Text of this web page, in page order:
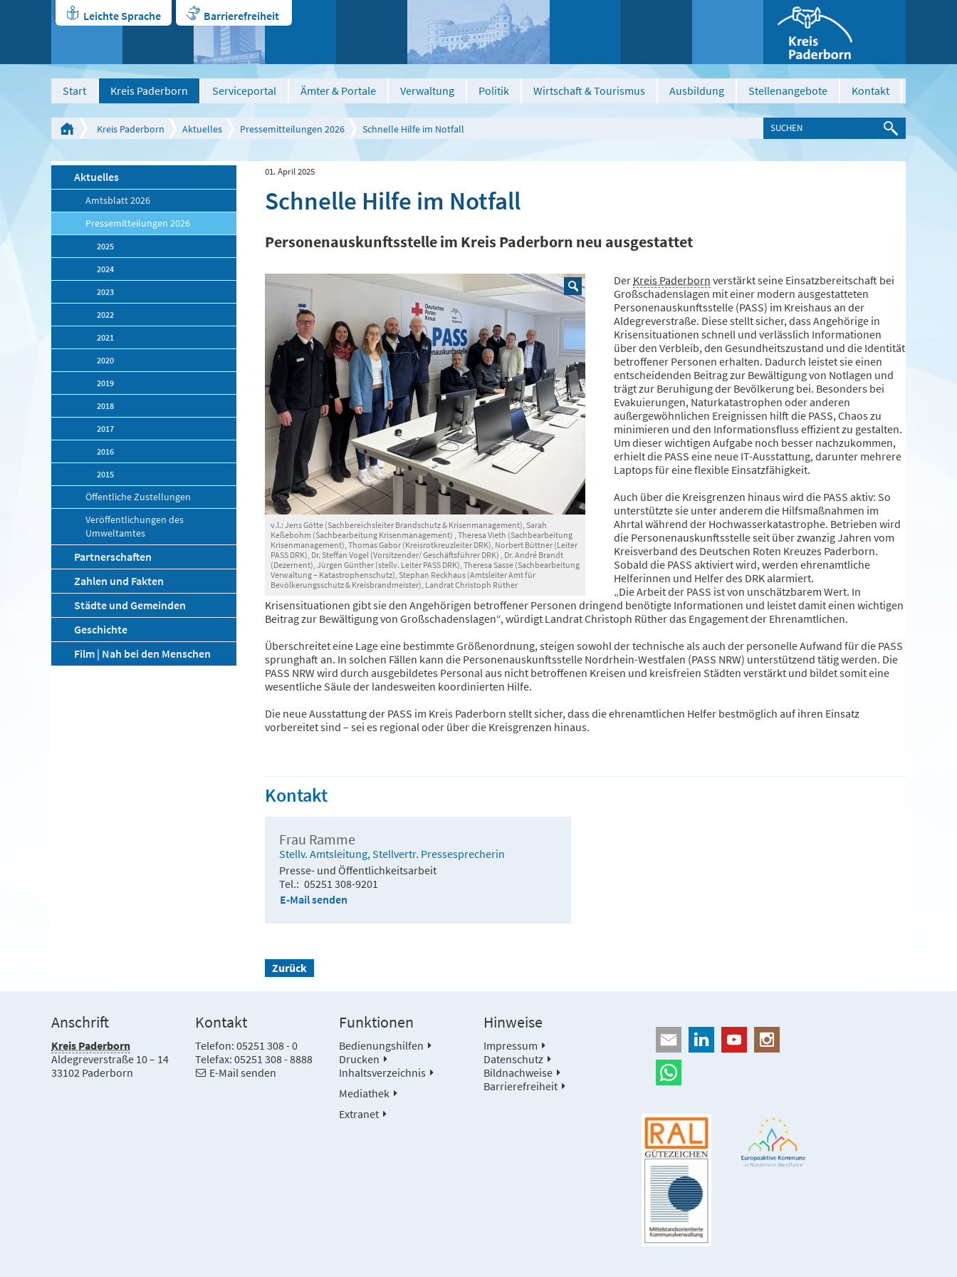
Leichte Sprache Barrierefreiheit
Start Kreis Paderborn Serviceportal Ämter & Portale Verwaltung Politik Wirtschaft & Tourismus Ausbildung Stellenangebote Kontakt
Kreis Paderborn Aktuelles Pressemitteilungen 2026 Schnelle Hilfe im Notfall
Aktuelles
Amtsblatt 2026
Pressemitteilungen 2026
2025
2024
2023
2022
2021
2020
2019
2018
2017
2016
2015
Öffentliche Zustellungen
Veröffentlichungen des
Umweltamtes
Partnerschaften
Zahlen und Fakten
Städte und Gemeinden
Geschichte
Film | Nah bei den Menschen
01. April 2025
Schnelle Hilfe im Notfall
Personenauskunftsstelle im Kreis Paderborn neu ausgestattet
v.l.: Jens Götte (Sachbereichsleiter Brandschutz & Krisenmanagement), Sarah
Keßebohm (Sachbearbeitung Krisenmanagement) , Theresa Vieth (Sachbearbeitung
Krisenmanagement), Thomas Gabor (Kreisrotkreuzleiter DRK), Norbert Büttner (Leiter
PASS DRK), Dr. Steffan Vogel (Vorsitzender/ Geschäftsführer DRK) , Dr. André Brandt
(Dezernent), Jürgen Günther (stellv. Leiter PASS DRK), Theresa Sasse (Sachbearbeitung
Verwaltung – Katastrophenschutz), Stephan Reckhaus (Amtsleiter Amt für
Bevölkerungsschutz & Kreisbrandmeister), Landrat Christoph Rüther
Der Kreis Paderborn verstärkt seine Einsatzbereitschaft bei
Großschadenslagen mit einer modern ausgestatteten
Personenauskunftsstelle (PASS) im Kreishaus an der
Aldegreverstraße. Diese stellt sicher, dass Angehörige in
Krisensituationen schnell und verlässlich Informationen
über den Verbleib, den Gesundheitszustand und die Identität
betroffener Personen erhalten. Dadurch leistet sie einen
entscheidenden Beitrag zur Bewältigung von Notlagen und
trägt zur Beruhigung der Bevölkerung bei. Besonders bei
Evakuierungen, Naturkatastrophen oder anderen
außergewöhnlichen Ereignissen hilft die PASS, Chaos zu
minimieren und den Informationsfluss effizient zu gestalten.
Um dieser wichtigen Aufgabe noch besser nachzukommen,
erhielt die PASS eine neue IT-Ausstattung, darunter mehrere
Laptops für eine flexible Einsatzfähigkeit.
Auch über die Kreisgrenzen hinaus wird die PASS aktiv: So
unterstützte sie unter anderem die Hilfsmaßnahmen im
Ahrtal während der Hochwasserkatastrophe. Betrieben wird
die Personenauskunftsstelle seit über zwanzig Jahren vom
Kreisverband des Deutschen Roten Kreuzes Paderborn.
Sobald die PASS aktiviert wird, werden ehrenamtliche
Helferinnen und Helfer des DRK alarmiert.
„Die Arbeit der PASS ist von unschätzbarem Wert. In
Krisensituationen gibt sie den Angehörigen betroffener Personen dringend benötigte Informationen und leistet damit einen wichtigen
Beitrag zur Bewältigung von Großschadenslagen“, würdigt Landrat Christoph Rüther das Engagement der Ehrenamtlichen.
Überschreitet eine Lage eine bestimmte Größenordnung, steigen sowohl der technische als auch der personelle Aufwand für die PASS
sprunghaft an. In solchen Fällen kann die Personenauskunftsstelle Nordrhein-Westfalen (PASS NRW) unterstützend tätig werden. Die
PASS NRW wird durch ausgebildetes Personal aus nicht betroffenen Kreisen und kreisfreien Städten verstärkt und bildet somit eine
wesentliche Säule der landesweiten koordinierten Hilfe.
Die neue Ausstattung der PASS im Kreis Paderborn stellt sicher, dass die ehrenamtlichen Helfer bestmöglich auf ihren Einsatz
vorbereitet sind – sei es regional oder über die Kreisgrenzen hinaus.
Kontakt
Frau Ramme
Stellv. Amtsleitung, Stellvertr. Pressesprecherin
Presse- und Öffentlichkeitsarbeit
Tel. 05251 308-9201
E-Mail senden
Zurück
Anschrift
Kreis Paderborn
Aldegreverstraße 10 – 14
33102 Paderborn
Kontakt
Telefon: 05251 308 - 0
Telefax: 05251 308 - 8888
E-Mail senden
Funktionen
Bedienungshilfen
Drucken
Inhaltsverzeichnis
Mediathek
Extranet
Hinweise
Impressum
Datenschutz
Bildnachweise
Barrierefreiheit